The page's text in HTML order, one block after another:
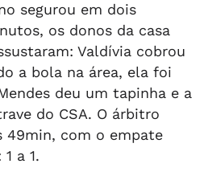
segurou em dois
os donos da casa
Valdívia cobrou
a bola na área, ela foi
deu um tapinha e a
do CSA. O árbitro
49min, com o empate
a 1.